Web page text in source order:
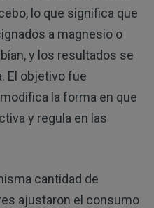
lo que significa que
a magnesio o
y los resultados se
El objetivo fue
la forma en que
y regula en las
cantidad de
ajustaron el consumo